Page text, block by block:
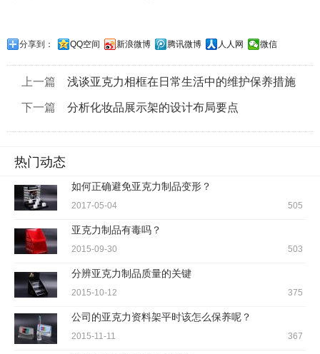
分享到： QQ空间 新浪微博 腾讯微博 人人网 微信
上一篇 浅谈亚克力相框在日常生活中的维护保养措施
下一篇 分析化妆品展示架的设计布局要点
热门动态
如何正确避免亚克力制品变形？
2017-05-04 505
亚克力制品有毒吗？
2015-09-30 503
分辨亚克力制品质量的关键
2015-10-12 375
公司的亚克力资料架平时该怎么保养呢？
2015-11-11 367